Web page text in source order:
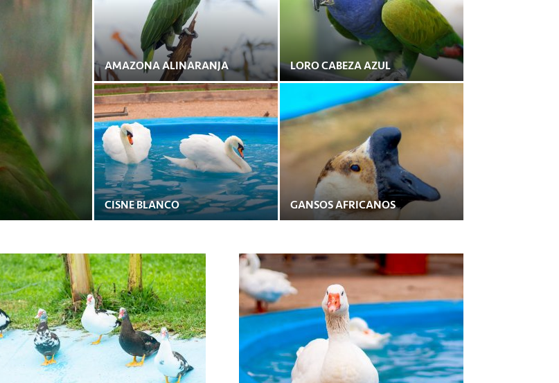
AMAZONA ALINARANJA LORO CABEZA AZUL
CISNE BLANCO GANSOS AFRICANOS